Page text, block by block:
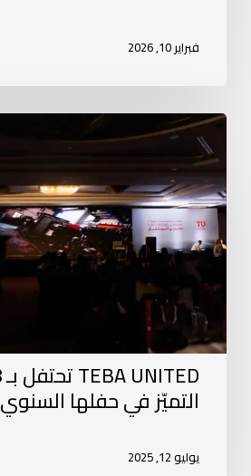
فبراير 10, 2026
التميّز في حفلها السنوي
يوليو 12, 2025